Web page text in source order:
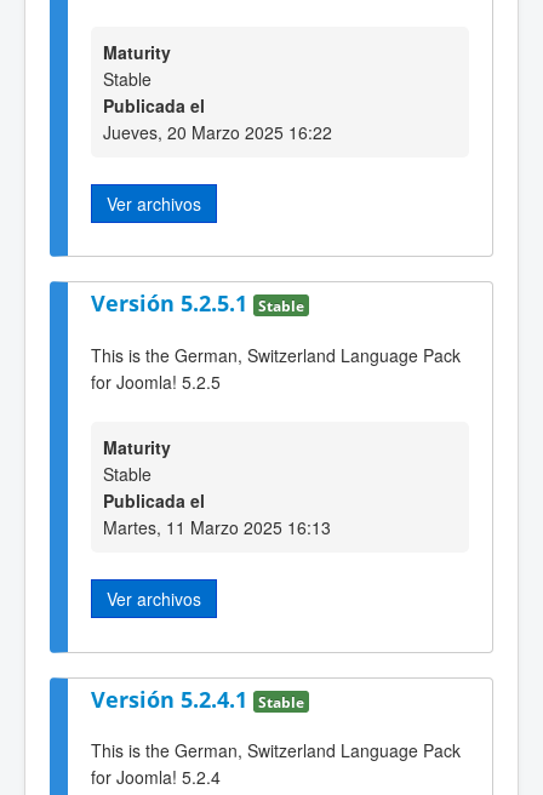
Maturity
Stable
Publicada el
Jueves, 20 Marzo 2025 16:22
Ver archivos
Versión 5.2.5.1 Stable
This is the German, Switzerland Language Pack
for Joomla! 5.2.5
Maturity
Stable
Publicada el
Martes, 11 Marzo 2025 16:13
Ver archivos
Versión 5.2.4.1 Stable
This is the German, Switzerland Language Pack
for Joomla! 5.2.4